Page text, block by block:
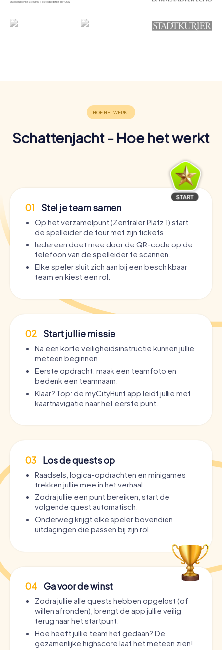
Schattenjacht - Hoe het werkt
01 Stel je team samen
Op het verzamelpunt (Zentraler Platz 1) start
de spelleider de tour met zijn tickets.
Iedereen doet mee door de QR-code op de
telefoon van de spelleider te scannen.
Elke speler sluit zich aan bij een beschikbaar
team en kiest een rol.
02 Start jullie missie
Na een korte veiligheidsinstructie kunnen jullie
meteen beginnen.
Eerste opdracht: maak een teamfoto en
bedenk een teamnaam.
Klaar? Top: de myCityHunt app leidt jullie met
kaartnavigatie naar het eerste punt.
03 Los de quests op
Raadsels, logica-opdrachten en minigames
trekken jullie mee in het verhaal.
Zodra jullie een punt bereiken, start de
volgende quest automatisch.
Onderweg krijgt elke speler bovendien
uitdagingen die passen bij zijn rol.
04 Ga voor de winst
Zodra jullie alle quests hebben opgelost (of
willen afronden), brengt de app jullie veilig
terug naar het startpunt.
Hoe heeft jullie team het gedaan? De
gezamenlijke highscore laat het meteen zien!